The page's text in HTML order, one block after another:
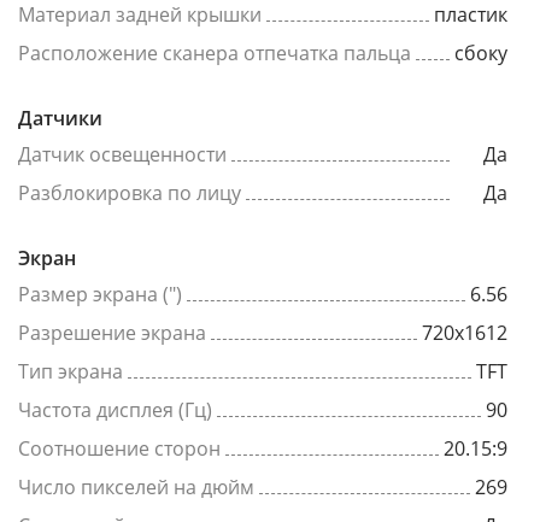
Материал задней крышки
пластик
Расположение сканера отпечатка пальца
сбоку
Датчики
Датчик освещенности
Да
Разблокировка по лицу
Да
Экран
Размер экрана (")
6.56
Разрешение экрана
720x1612
Тип экрана
TFT
Частота дисплея (Гц)
90
Соотношение сторон
20.15:9
Число пикселей на дюйм
269